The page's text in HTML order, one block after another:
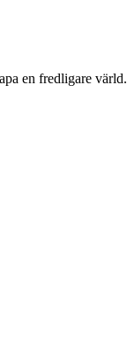
en fredligare värld.